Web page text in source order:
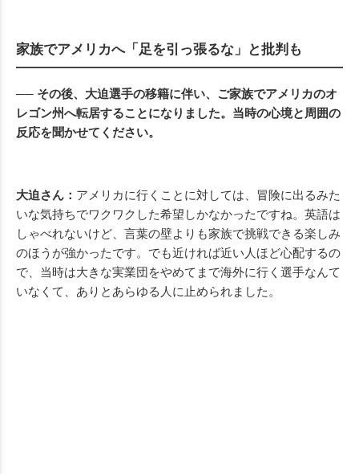
家族でアメリカへ「足を引っ張るな」と批判も
── その後、大迫選手の移籍に伴い、ご家族でアメリカのオ
レゴン州へ転居することになりました。当時の心境と周囲の
反応を聞かせてください。
大迫さん： アメリカに行くことに対しては、冒険に出るみた
いな気持ちでワクワクした希望しかなかったですね。英語は
しゃべれないけど、言葉の壁よりも家族で挑戦できる楽しみ
のほうが強かったです。でも近ければ近い人ほど心配するの
で、当時は大きな実業団をやめてまで海外に行く選手なんて
いなくて、ありとあらゆる人に止められました。